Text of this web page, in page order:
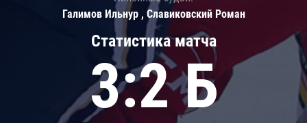
Статистика матча
3:2 Б
Галимов Ильнур , Славиковский Роман